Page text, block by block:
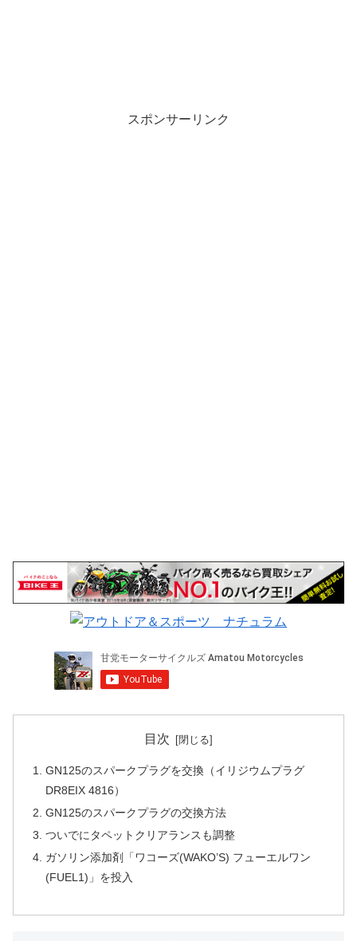
スポンサーリンク
目次
GN125のスパークプラグを交換（イリジウムプラグ
DR8EIX 4816）
GN125のスパークプラグの交換方法
ついでにタペットクリアランスも調整
ガソリン添加剤「ワコーズ(WAKO’S) フューエルワン
(FUEL1)」を投入